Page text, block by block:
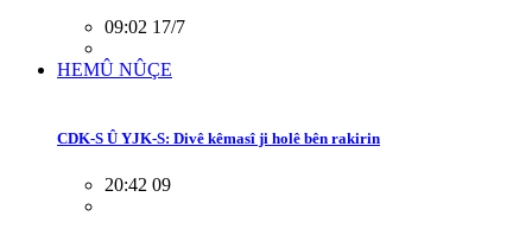
09:02 17/7
HEMÛ NÛÇE
CDK-S Û YJK-S: Divê kêmasî ji holê bên rakirin
20:42 09